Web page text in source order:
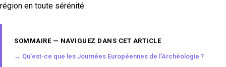
région en toute sérénité.
SOMMAIRE — NAVIGUEZ DANS CET ARTICLE
→ Qu'est-ce que les Journées Européennes de l'Archéologie ?